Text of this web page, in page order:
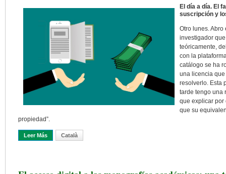
El día a día. El
suscripción y
Otro lunes.
investigador
teóricamente,
con la
catálogo se ha
una licencia
resolverlo. Esta
tarde tengo una
que explicar por
que su
propiedad”.
Leer Más Sobre Libros Académicos Digitales: Entre La Promesa De Acceso
Català